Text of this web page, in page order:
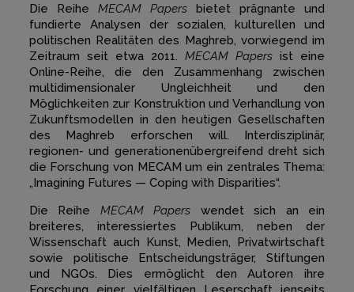
Die Reihe MECAM Papers bietet prägnante und
fundierte Analysen der sozialen, kulturellen und
politischen Realitäten des Maghreb, vorwiegend im
Zeitraum seit etwa 2011.MECAM Papers ist eine
Online-Reihe, die den Zusammenhang zwischen
multidimensionaler Ungleichheit und den
Möglichkeiten zur Konstruktion und Verhandlung von
Zukunftsmodellen in den heutigen Gesellschaften
des Maghreb erforschen will. Interdisziplinär,
regionen- und generationenübergreifend dreht sich
die Forschung von MECAM um ein zentrales Thema:
„Imagining Futures — Coping with Disparities“.
Die Reihe MECAM Papers wendet sich an ein
breiteres, interessiertes Publikum, neben der
Wissenschaft auch Kunst, Medien, Privatwirtschaft
sowie politische Entscheidungsträger, Stiftungen
und NGOs. Dies ermöglicht den Autoren ihre